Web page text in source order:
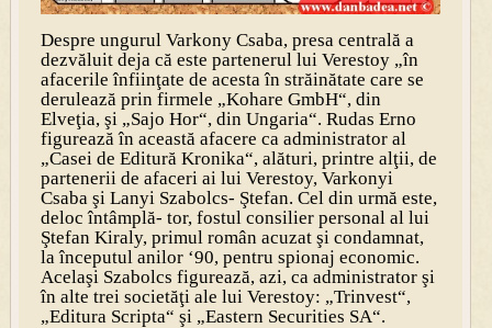
Despre ungurul Varkony Csaba, presa centrală a
dezvăluit deja că este partenerul lui Verestoy „în
afacerile înfiinţate de acesta în străinătate care se
derulează prin firmele „Kohare GmbH“, din
Elveţia, şi „Sajo Hor“, din Ungaria“. Rudas Erno
figurează în această afacere ca administrator al
„Casei de Editură Kronika“, alături, printre alţii, de
partenerii de afaceri ai lui Verestoy, Varkonyi
Csaba şi Lanyi Szabolcs- Ştefan. Cel din urmă este,
deloc întâmplă- tor, fostul consilier personal al lui
Ştefan Kiraly, primul român acuzat şi condamnat,
la începutul anilor ‘90, pentru spionaj economic.
Acelaşi Szabolcs figurează, azi, ca administrator şi
în alte trei societăţi ale lui Verestoy: „Trinvest“,
„Editura Scripta“ şi „Eastern Securities SA“.